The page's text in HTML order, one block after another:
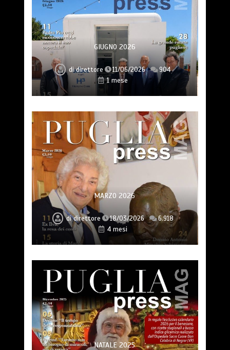
GIUGNO 2026
didirettore 11/06/2026
904
1 mese
MARZO 2026
didirettore 18/03/2026
6.918
4 mesi
NATALE 2025